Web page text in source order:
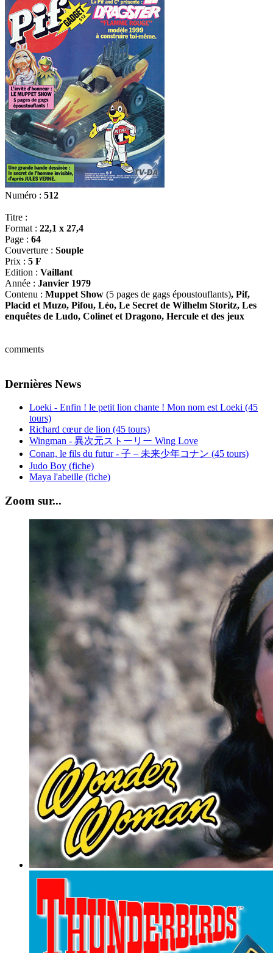
Numéro : 512
Titre :
Format : 22,1 x 27,4
Page : 64
Couverture : Souple
Prix : 5 F
Edition : Vaillant
Année : Janvier 1979
Contenu : Muppet Show (5 pages de gags époustouflants), Pif,
Placid et Muzo, Pifou, Léo, Le Secret de Wilhelm Storitz, Les
enquêtes de Ludo, Colinet et Dragono, Hercule et des jeux
comments
Dernières News
Loeki - Enfin ! le petit lion chante ! Mon nom est Loeki (45
tours)
Richard cœur de lion (45 tours)
Wingman - 異次元ストーリー Wing Love
Conan, le fils du futur - 子 – 未来少年コナン (45 tours)
Judo Boy (fiche)
Maya l'abeille (fiche)
Zoom sur...